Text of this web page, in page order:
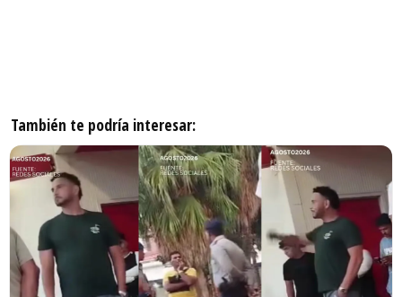
También te podría interesar: